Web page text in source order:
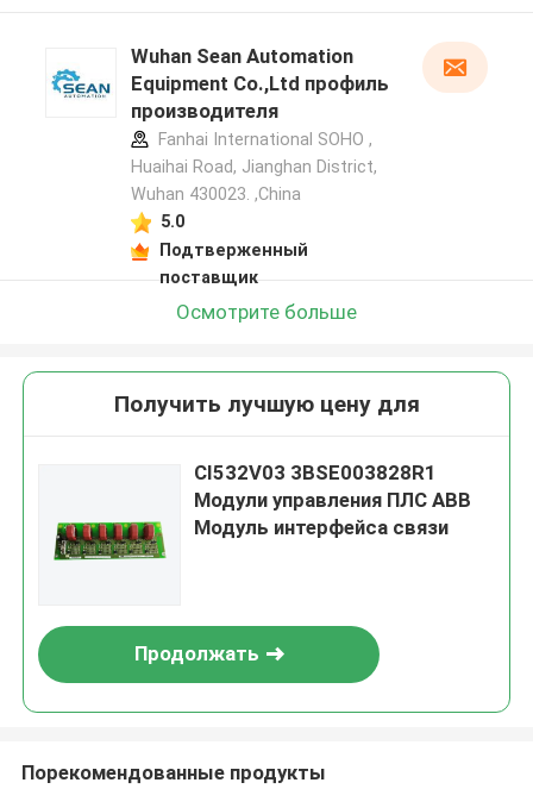
Wuhan Sean Automation
Equipment Co.,Ltd профиль
производителя
Fanhai International SOHO ,
Huaihai Road, Jianghan District,
Wuhan 430023. ,China
5.0
Подтверженный
поставщик
Осмотрите больше
Получить лучшую цену для
CI532V03 3BSE003828R1
Модули управления ПЛС ABB
Модуль интерфейса связи
Продолжать
Порекомендованные продукты